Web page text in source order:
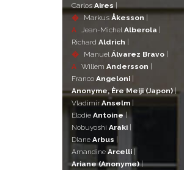
Carlos Aires |
�
Markus Åkesson |
A
Jean-Michel Alberola |
Richard Aldrich |
�
Manuel Álvarez Bravo |
A Willem Andersson |
Franco Angeloni |
Anonyme, Ère Meiji (Japon)|
Vladimir Anselm |
Elodie Antoine|
Nobuyoshi Araki |
Diane Arbus |
Amandine Arcelli |
Ariane (Anonyme)|